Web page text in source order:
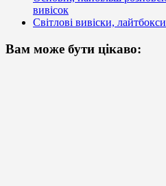
вивісок
Світлові вивіски, лайтбокси
Вам може бути цікаво: